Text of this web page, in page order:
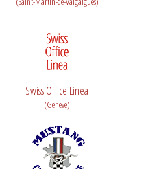
Swiss Office Linea
(Genève)